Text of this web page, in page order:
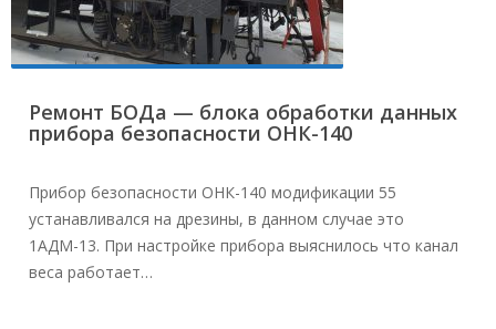
Ремонт БОДа — блока обработки данных
прибора безопасности ОНК-140
Прибор безопасности ОНК-140 модификации 55
устанавливался на дрезины, в данном случае это
1АДМ-13. При настройке прибора выяснилось что канал
веса работает…